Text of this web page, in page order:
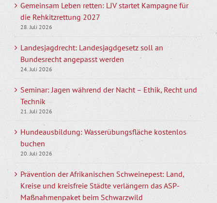
Gemeinsam Leben retten: LJV startet Kampagne für
die Rehkitzrettung 2027
28. Juli 2026
Landesjagdrecht: Landesjagdgesetz soll an
Bundesrecht angepasst werden
24. Juli 2026
Seminar: Jagen während der Nacht – Ethik, Recht und
Technik
21. Juli 2026
Hundeausbildung: Wasserübungsfläche kostenlos
buchen
20. Juli 2026
Prävention der Afrikanischen Schweinepest: Land,
Kreise und kreisfreie Städte verlängern das ASP-
Maßnahmenpaket beim Schwarzwild